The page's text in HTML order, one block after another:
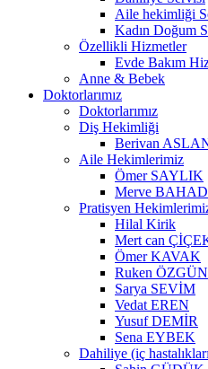
Aile hekimliği
Kadın Doğum
Özellikli Hizmetler
Evde Bakım
Anne & Bebek
Doktorlarımız
Doktorlarımız
Diş Hekimliği
Berivan
Aile Hekimlerimiz
Ömer SAYLIK
Merve
Pratisyen
Hilal Kirik
Mert can
Ömer KAVAK
Ruken
Sarya SEVİM
Vedat EREN
Yusuf DEMİR
Sena EYBEK
Dahiliye (iç